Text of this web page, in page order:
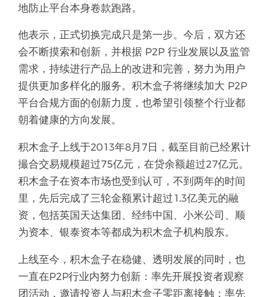
地防止平台本身卷款跑路。
他表示，正式切换完成只是第一步。今后，双方还
会不断摸索和创新，并根据 P2P 行业发展以及监管
需求，持续进行产品上的改进和完善，努力为用户
提供更加多样化的服务。积木盒子将继续加大 P2P
平台合规方面的创新力度，也希望引领整个行业都
朝着健康的方向发展。
积木盒子上线于2013年8月7日，截至目前已经累计
撮合交易规模超过75亿元，在贷余额超过27亿元。
积木盒子在资本市场也受到认可，不到两年的时间
里，先后完成了三轮金额累计超过1.3亿美元的融
资，包括英国天达集团、经纬中国、小米公司、顺
为资本、银泰资本等都成为积木盒子机构股东。
上线至今，积木盒子在稳健、透明发展的同时，也
一直在P2P行业内努力创新：率先开展投资者观察
团活动，邀请投资人与积木盒子零距离接触；率先